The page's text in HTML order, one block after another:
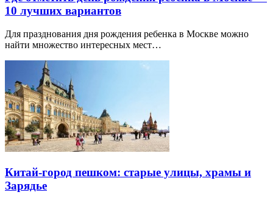
10 лучших вариантов
Для празднования дня рождения ребенка в Москве можно
найти множество интересных мест…
Китай-город пешком: старые улицы, храмы и
Зарядье